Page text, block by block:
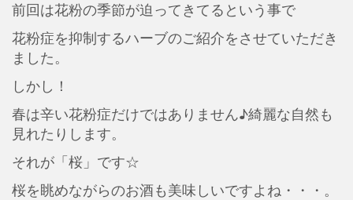
前回は花粉の季節が迫ってきてるという事で
花粉症を抑制するハーブのご紹介をさせていただき
ました。
しかし！
春は辛い花粉症だけではありません♪綺麗な自然も
見れたりします。
それが「桜」です☆
桜を眺めながらのお酒も美味しいですよね・・・。